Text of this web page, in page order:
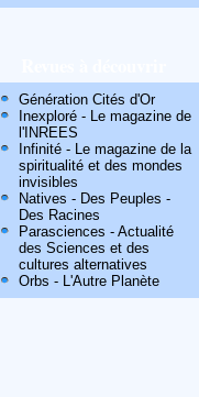
Génération Cités d'Or
Inexploré - Le magazine de
l'INREES
Infinité - Le magazine de la
spiritualité et des mondes
invisibles
Natives - Des Peuples -
Des Racines
Parasciences - Actualité
des Sciences et des
cultures alternatives
Orbs - L'Autre Planète